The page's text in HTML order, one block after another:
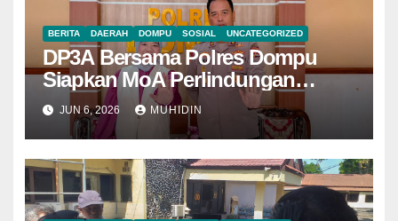
BERITA DAERAH DOMPU SOSIAL UNCATEGORIZED
DP3A Bersama Polres Dompu
Siapkan MoA Perlindungan
Perempuan dan Anak
JUN 6, 2026 MUHIDIN